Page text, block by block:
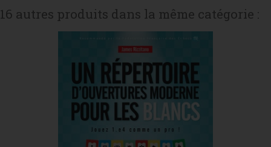
16 autres produits dans la même catégorie :